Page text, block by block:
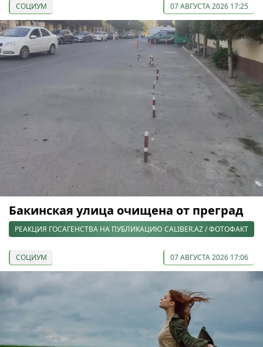
СОЦИУМ 07 АВГУСТА 2026 17:25
Бакинская улица очищена от преград
РЕАКЦИЯ ГОСАГЕНСТВА НА ПУБЛИКАЦИЮ CALIBER.AZ / ФОТОФАКТ
СОЦИУМ 07 АВГУСТА 2026 17:06